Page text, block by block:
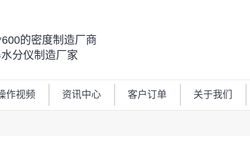
的密度制造厂商
分仪制造厂家
作视频 资讯中心 客户订单 关于我们